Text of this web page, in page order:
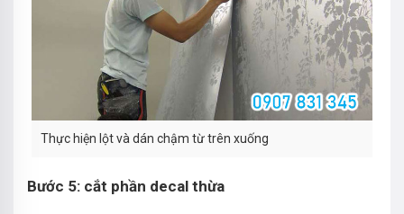
Thực hiện lột và dán chậm từ trên xuống
Bước 5: cắt phần decal thừa